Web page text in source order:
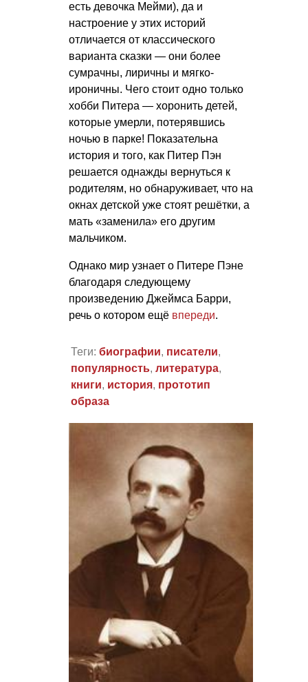
есть девочка Мейми), да и
настроение у этих историй
отличается от классического
варианта сказки — они более
сумрачны, лиричны и мягко-
ироничны. Чего стоит одно только
хобби Питера — хоронить детей,
которые умерли, потерявшись
ночью в парке! Показательна
история и того, как Питер Пэн
решается однажды вернуться к
родителям, но обнаруживает, что на
окнах детской уже стоят решётки, а
мать «заменила» его другим
мальчиком.
Однако мир узнает о Питере Пэне
благодаря следующему
произведению Джеймса Барри,
речь о котором ещё впереди.
Теги: биографии, писатели,
популярность, литература,
книги, история, прототип
образа